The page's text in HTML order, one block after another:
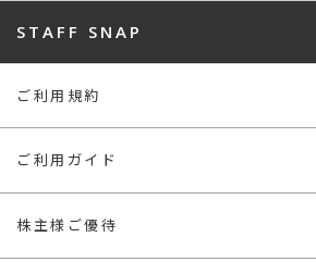
STAFF SNAP
ご利用規約
ご利用ガイド
株主様ご優待